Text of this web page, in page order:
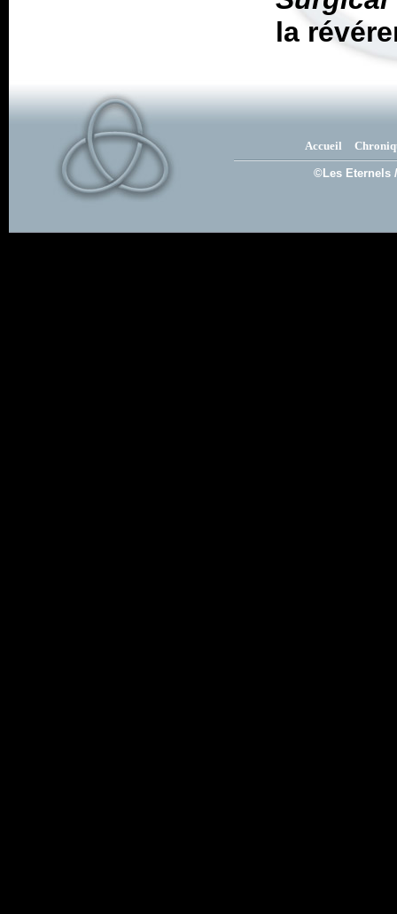
la
Accueil
©Les Eternels